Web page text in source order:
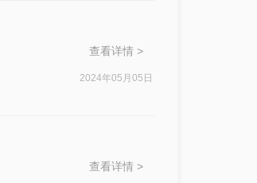
查看详情 >
2024年05月05日
查看详情 >